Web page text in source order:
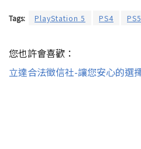
Tags: PlayStation 5 PS4 PS5
您也許會喜歡：
立達合法徵信社-讓您安心的選